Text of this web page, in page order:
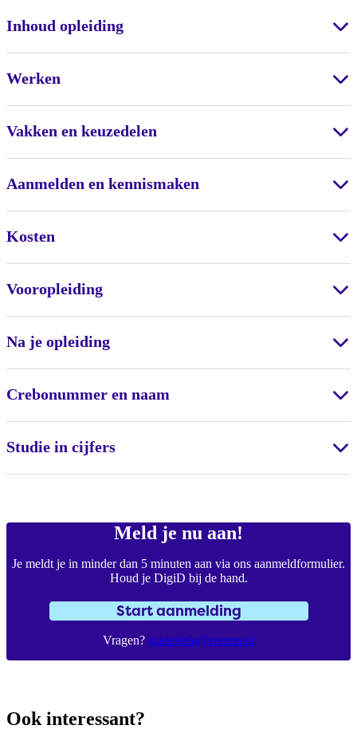
Inhoud opleiding
Werken
Vakken en keuzedelen
Aanmelden en kennismaken
Kosten
Vooropleiding
Na je opleiding
Crebonummer en naam
Studie in cijfers
Meld je nu aan!
Je meldt je in minder dan 5 minuten aan via ons aanmeldformulier.
Houd je DigiD bij de hand.
Start aanmelding
Vragen? studieinfo@rocmn.nl
Ook interessant?